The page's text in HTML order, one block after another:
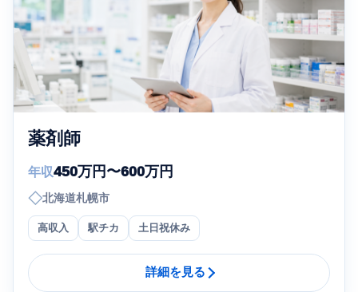
薬剤師
年収450万円〜600万円
◇北海道札幌市
高収入 駅チカ 土日祝休み
詳細を見る